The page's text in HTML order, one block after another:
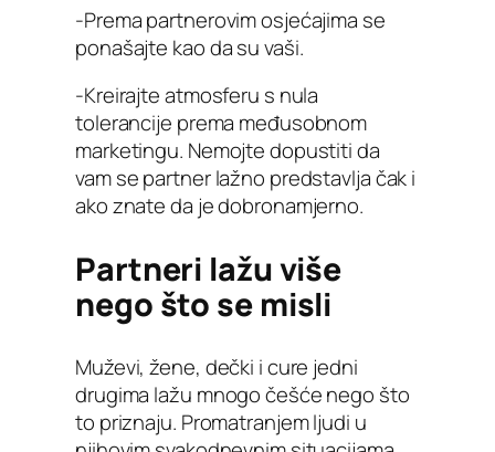
-Prema partnerovim osjećajima se
ponašajte kao da su vaši.
-Kreirajte atmosferu s nula
tolerancije prema međusobnom
marketingu. Nemojte dopustiti da
vam se partner lažno predstavlja čak i
ako znate da je dobronamjerno.
Partneri lažu više
nego što se misli
Muževi, žene, dečki i cure jedni
drugima lažu mnogo češće nego što
to priznaju. Promatranjem ljudi u